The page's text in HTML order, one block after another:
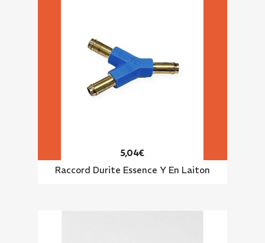
5,04€
Raccord Durite Essence Y En Laiton